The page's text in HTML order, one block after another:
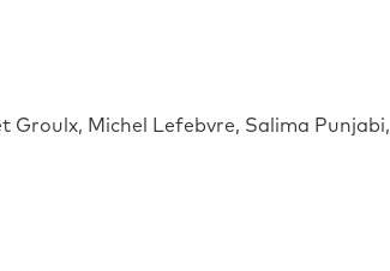
Michel Lefebvre, Salima Punjabi,